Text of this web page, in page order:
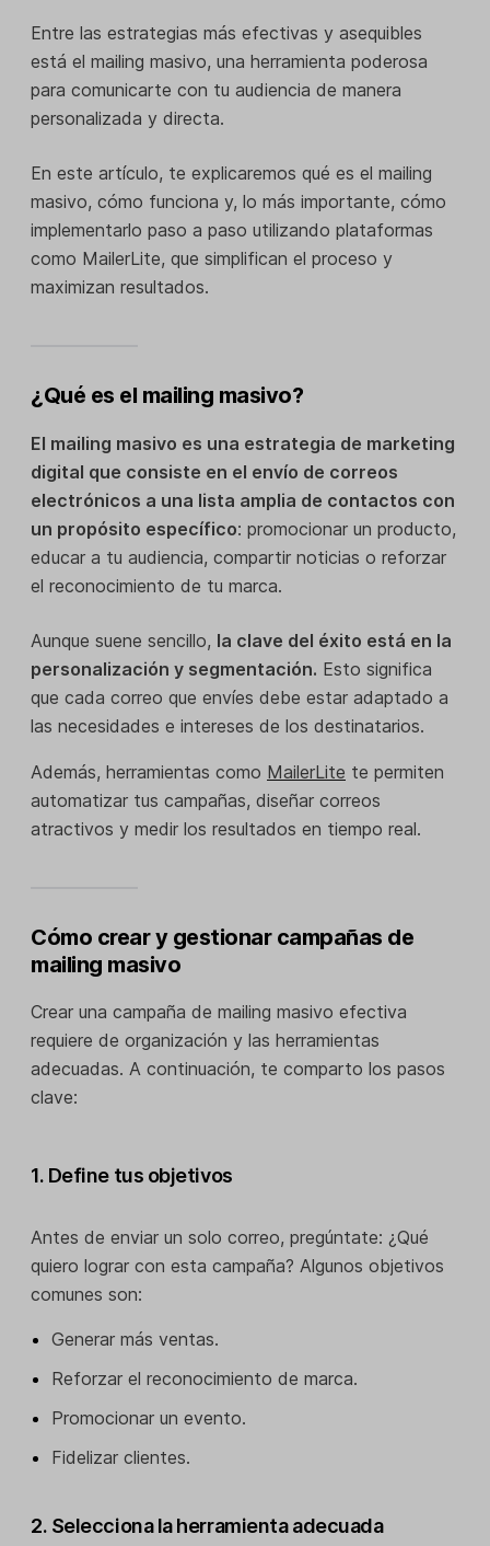
Entre las estrategias más efectivas y asequibles
está el mailing masivo, una herramienta poderosa
para comunicarte con tu audiencia de manera
personalizada y directa.
En este artículo, te explicaremos qué es el mailing
masivo, cómo funciona y, lo más importante, cómo
implementarlo paso a paso utilizando plataformas
como MailerLite, que simplifican el proceso y
maximizan resultados.
¿Qué es el mailing masivo?
El mailing masivo es una estrategia de marketing
digital que consiste en el envío de correos
electrónicos a una lista amplia de contactos con
un propósito específico: promocionar un producto,
educar a tu audiencia, compartir noticias o reforzar
el reconocimiento de tu marca.
Aunque suene sencillo, la clave del éxito está en la
personalización y segmentación. Esto significa
que cada correo que envíes debe estar adaptado a
las necesidades e intereses de los destinatarios.
Además, herramientas como MailerLite te permiten
automatizar tus campañas, diseñar correos
atractivos y medir los resultados en tiempo real.
Cómo crear y gestionar campañas de
mailing masivo
Crear una campaña de mailing masivo efectiva
requiere de organización y las herramientas
adecuadas. A continuación, te comparto los pasos
clave:
1. Define tus objetivos
Antes de enviar un solo correo, pregúntate: ¿Qué
quiero lograr con esta campaña? Algunos objetivos
comunes son:
Generar más ventas.
Reforzar el reconocimiento de marca.
Promocionar un evento.
Fidelizar clientes.
2. Selecciona la herramienta adecuada